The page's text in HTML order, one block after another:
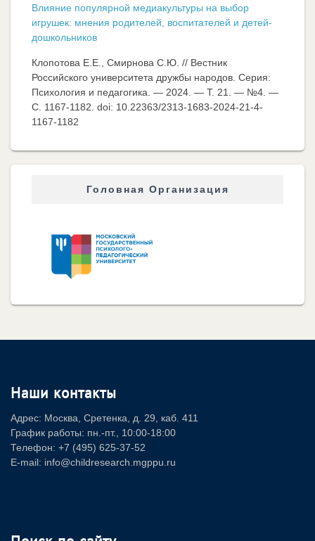
Влияние популярной медиакультуры на выбор
игрушек: мнения родителей, воспитателей и детей-
дошкольников
Клопотова Е.Е., Смирнова С.Ю. // Вестник
Российского университета дружбы народов. Серия:
Психология и педагогика. — 2024. — Т. 21. — №4. —
C. 1167-1182. doi: 10.22363/2313-1683-2024-21-4-
1167-1182
Головная Организация
Наши контакты
Адрес: Москва, Сретенка, д. 29, каб. 411
График работы: пн.-пт., 10:00-18:00
Телефон: +7 (495) 625-37-52
E-mail: info@childresearch.mgppu.ru